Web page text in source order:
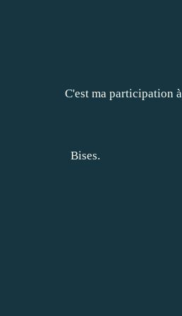
C'est ma participation à
Bises.